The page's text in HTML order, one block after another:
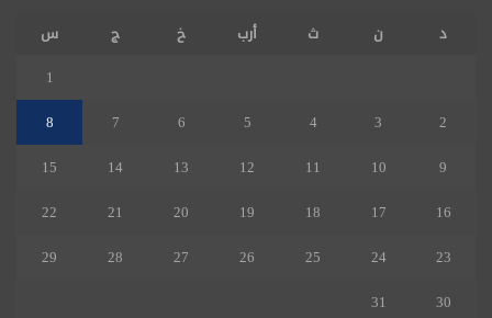
د
ن ث أرب خ ج
س
1
2
3
4
5
6
7
8
9
10
11
12
13
14
15
16
17
18
19
20
21
22
23
24
25
26
27
28
29
30
31